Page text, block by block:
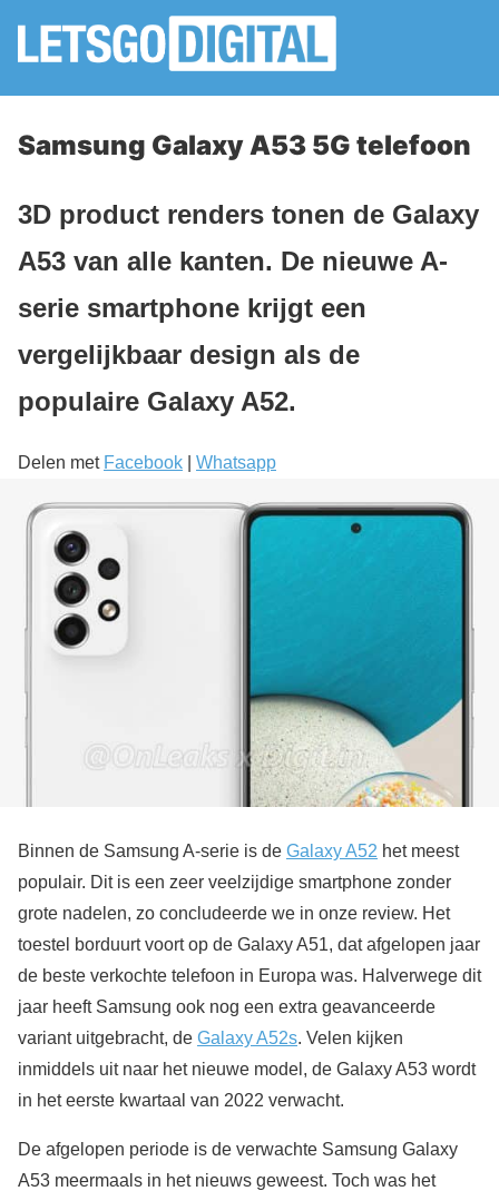
Samsung Galaxy A53 5G telefoon
3D product renders tonen de Galaxy
A53 van alle kanten. De nieuwe A-
serie smartphone krijgt een
vergelijkbaar design als de
populaire Galaxy A52.
Delen met Facebook Whatsapp
Binnen de Samsung A-serie is de Galaxy A52 het meest
populair. Dit is een zeer veelzijdige smartphone zonder
grote nadelen, zo concludeerde we in onze review. Het
toestel borduurt voort op de Galaxy A51, dat afgelopen jaar
de beste verkochte telefoon in Europa was. Halverwege dit
jaar heeft Samsung ook nog een extra geavanceerde
variant uitgebracht, de Galaxy A52s. Velen kijken
inmiddels uit naar het nieuwe model, de Galaxy A53 wordt
in het eerste kwartaal van 2022 verwacht.
De afgelopen periode is de verwachte Samsung Galaxy
A53 meermaals in het nieuws geweest. Toch was het